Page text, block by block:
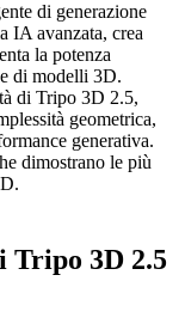
di generazione
IA avanzata, crea
la potenza
di modelli 3D.
di Tripo 3D 2.5,
geometrica,
generativa.
dimostrano le più
Tripo 3D 2.5